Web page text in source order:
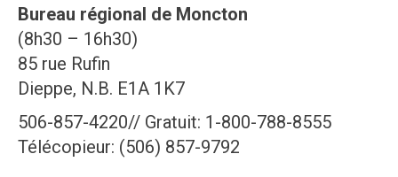
Bureau régional de Moncton
(8h30 – 16h30)
85 rue Rufin
Dieppe, N.B. E1A 1K7
506-857-4220// Gratuit: 1-800-788-8555
Télécopieur: (506) 857-9792